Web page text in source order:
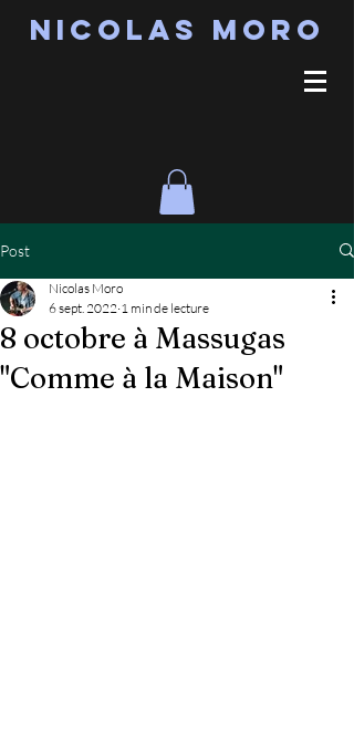
Nicolas MORO
Post
8 octobre à Massugas
"Comme à la Maison"
Nicolas Moro
6 sept. 2022 1 min de lecture